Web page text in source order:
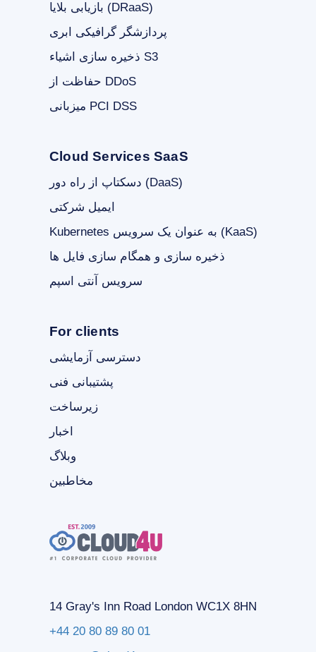
بازیابی بلایا (DRaaS)
پردازشگر گرافیکی ابری
ذخیره سازی اشیاء S3
حفاظت از DDoS
میزبانی PCI DSS
Cloud Services SaaS
دسکتاپ از راه دور (DaaS)
ایمیل شرکتی
Kubernetes به عنوان یک سرویس (KaaS)
ذخیره سازی و همگام سازی فایل ها
سرویس آنتی اسپم
For clients
دسترسی آزمایشی
پشتیبانی فنی
زیرساخت
اخبار
وبلاگ
مخاطبین
14 Gray's Inn Road London WC1X 8HN
+44 20 80 89 80 01